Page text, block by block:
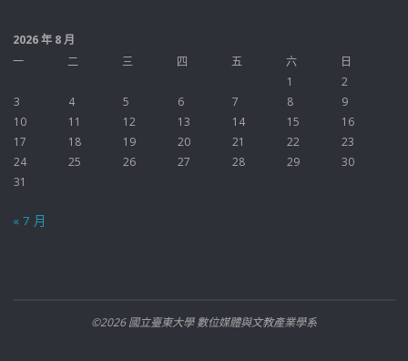
2026 年 8 月
一
二 三 四 五 六
日
1
2
3
4 5 6 7 8
9
10
11 12 13 14 15
16
17
18 19 20 21 22
23
24
25 26 27 28 29
30
31
« 7 月
©2026 國立臺東大學 數位媒體與文教產業學系